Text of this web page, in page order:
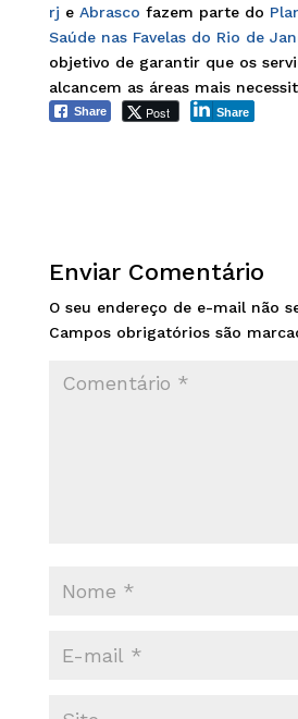
rj e Abrasco fazem parte do
Saúde nas Favelas do Rio de
objetivo de garantir que os
alcancem as áreas mais
Share Post Share
Enviar Comentário
O seu endereço de e-mail não
Campos obrigatórios são